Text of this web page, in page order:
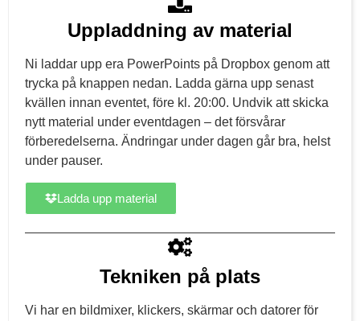
Uppladdning av material
Ni laddar upp era PowerPoints på Dropbox genom att
trycka på knappen nedan. Ladda gärna upp senast
kvällen innan eventet, före kl. 20:00. Undvik att skicka
nytt material under eventdagen – det försvårar
förberedelserna. Ändringar under dagen går bra, helst
under pauser.
Ladda upp material
Tekniken på plats
Vi har en bildmixer, klickers, skärmar och datorer för